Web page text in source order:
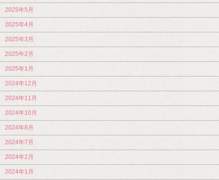
2025年5月
2025年4月
2025年3月
2025年2月
2025年1月
2024年12月
2024年11月
2024年10月
2024年8月
2024年7月
2024年2月
2024年1月